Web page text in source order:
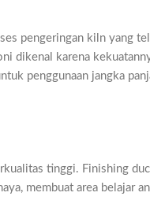
pengeringan kiln yang
dikenal karena
penggunaan jangka
tinggi. Finishing
membuat area belajar